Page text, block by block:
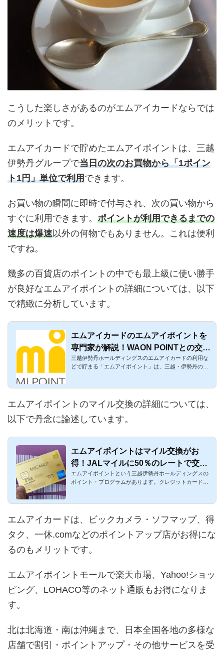
こうした楽しさがあるのがエムアイカードならでは
のメリットです。
エムアイカードで貯めたエムアイポイントは、三越
伊勢丹グループで当日の次のお買物から「1ポイン
ト1円」単位で利用できます。
お買い物の瞬間に即時で付与され、次の買い物から
すぐに利用できます。 ポイントが利用できるまでの
速度は爆速以外の何物でもありません。これは便利
ですね。
幾多の百貨店のポイントの中でも最上級に使い勝手
が良好なエムアイポイントの詳細については、以下
で精緻に分析しています。
エムアイカードのエムアイポイントを
専門家が解説！WAON POINTとの交換
も可能
三越伊勢丹ホールディングスのエムアイカードの利用な
どで貯まる「エムアイポイント」は、三越・伊勢丹の百
エムアイポイントのマイル交換の詳細については、
以下で丹念に論述しています。
エムアイポイントはマイル交換がお
得！JALマイルに50％のレートで交換
可能！
エムアイポイントという三越伊勢丹ホールディングスの
ポイント・プログラムがあります。クレジットカードの
エムアイカードは、ビックカメラ・ソフマップ、得
タク、一休.comなどのポイントアップ店がお得にな
るのもメリットです。
エムアイポイントモールで楽天市場、Yahoo!ショッ
ピング、LOHACO等のネット通販もお得になりま
す。
北は北海道・南は沖縄まで、日本全国各地の多様な
店舗で割引・ポイントアップ・その他サービスを受